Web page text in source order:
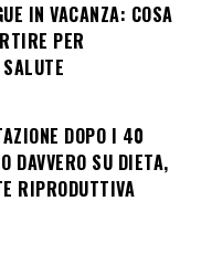
IN VACANZA: COSA
PER
DOPO I 40
DAVVERO SU DIETA,
RIPRODUTTIVA